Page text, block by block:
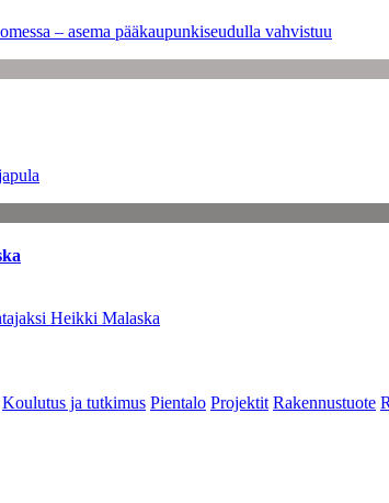
– asema pääkaupunkiseudulla vahvistuu
Heikki Malaska
Koulutus ja tutkimus Pientalo Projektit Rakennustuote